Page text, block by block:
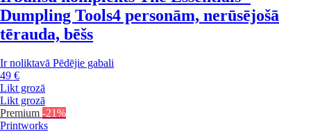
Dumpling Tools4 personām, nerūsējošā
tērauda, bēšs
Ir noliktavā Pēdējie gabali
49 €
Likt grozā
Likt grozā
Premium -21%
Printworks